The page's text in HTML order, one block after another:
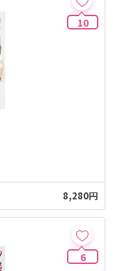
10
8,280円
6